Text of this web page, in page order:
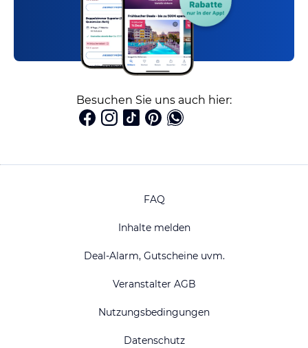
Besuchen Sie uns auch hier:
FAQ
Inhalte melden
Deal-Alarm, Gutscheine uvm.
Veranstalter AGB
Nutzungsbedingungen
Datenschutz